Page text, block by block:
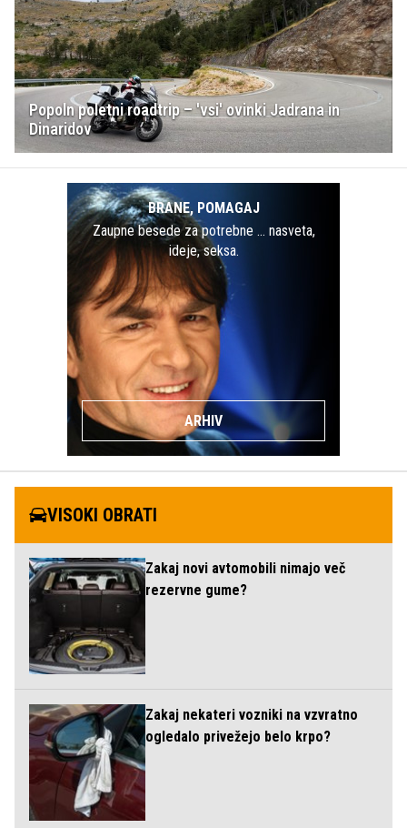
Popoln poletni roadtrip – 'vsi' ovinki Jadrana in
Dinaridov
BRANE, POMAGAJ
Zaupne besede za potrebne … nasveta,
ideje, seksa.
ARHIV
VISOKI OBRATI
Zakaj novi avtomobili nimajo več
rezervne gume?
Zakaj nekateri vozniki na vzvratno
ogledalo privežejo belo krpo?